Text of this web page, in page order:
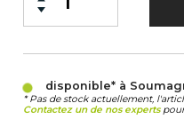
disponible* à
* Pas de stock actuellement,
Contactez un de nos expertspour